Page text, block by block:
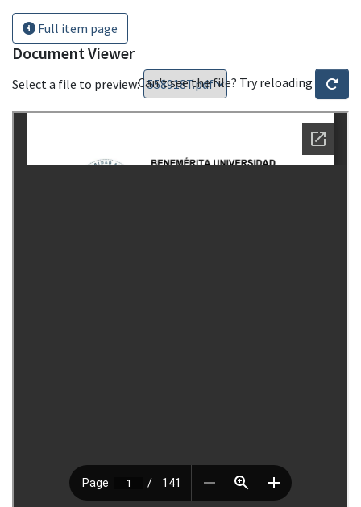
Full item page
Document Viewer
Select a file to preview:Can't see the file? Try reloading